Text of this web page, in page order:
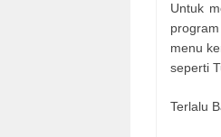
Untuk
menu
seperti
Terlalu